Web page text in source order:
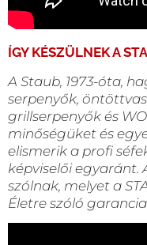
ÍGY KÉSZÜLNEK A
A Staub, 1973-óta,
serpenyők,
grillserpenyők és
minőségüket és
elismerik a profi
képviselői egyaránt.
szólnak, melyet a
Életre szóló